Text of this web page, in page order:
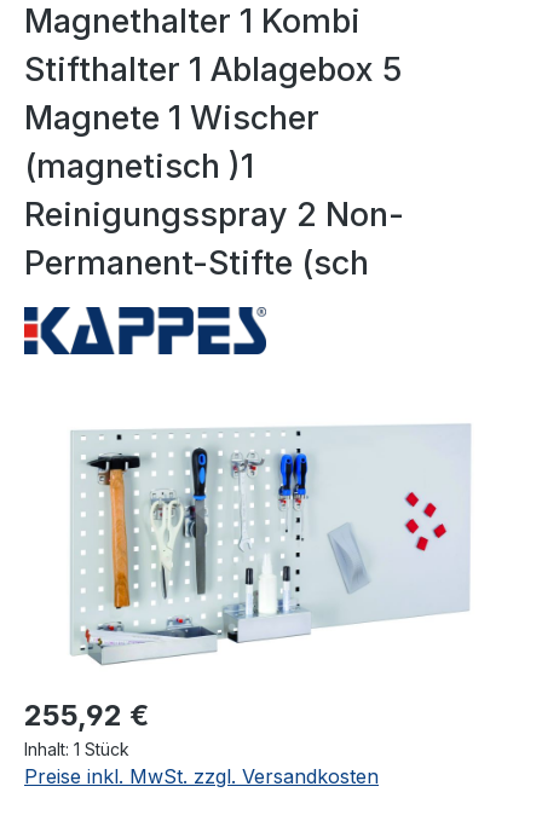
Magnethalter 1 Kombi
Stifthalter 1 Ablagebox 5
Magnete 1 Wischer
(magnetisch )1
Reinigungsspray 2 Non-
Permanent-Stifte (sch
255,92 €
Inhalt: 1 Stück
Preise inkl. MwSt. zzgl. Versandkosten